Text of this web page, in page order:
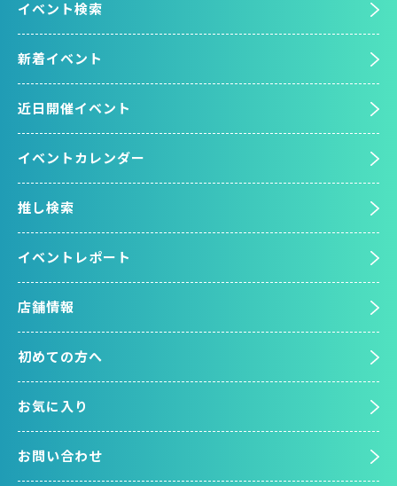
イベント検索
新着イベント
近日開催イベント
イベントカレンダー
推し検索
イベントレポート
店舗情報
初めての方へ
お気に入り
お問い合わせ